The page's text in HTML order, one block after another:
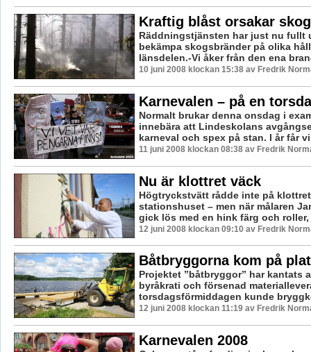
Kraftig blåst orsakar
Räddningstjänsten har just nu fullt
bekämpa skogsbränder på olika
länsdelen.-Vi åker från den ena
10 juni 2008 klockan 15:38 av Fredrik
Karnevalen – på en
Normalt brukar denna onsdag i
innebära att Lindeskolans
karneval och spex på stan. I år får
11 juni 2008 klockan 08:38 av Fredrik
Nu är klottret väck
Högtryckstvätt rådde inte på
stationshuset – men när målaren
gick lös med en hink färg och roller,
12 juni 2008 klockan 09:10 av Fredrik
Båtbryggorna kom på
Projektet ”båtbryggor” har kantats
byråkrati och försenad
torsdagsförmiddagen kunde
12 juni 2008 klockan 11:19 av Fredrik
Karnevalen 2008